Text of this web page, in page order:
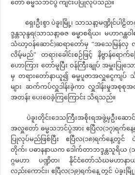
တော် ဓမ္မသဘင်ပွဲ ကျင်းပပြုလုပ်သည်။
ရှေးဦးစွာ ပဲခူးမြို့၊ သာသနာ့မဏ္ဍိုင်ပ
ဒ္ဒန္တသုန္ဒရ(သာသနာ့ဓဇ ဓမ္မာစရိယ၊ မဟာဂန္
သံဃာ့ဝန်ဆောင်)ဆရာတော်မှ “အသေမြ
လိမ့်မည်” တရားခေါင်းစဉ်ဖြင့် နိဗ္ဗာန်ရောက်
ဟောကြား တော်မူပြီး ဝန်ကြီးချုပ် အမှူးပြုသ
မှ တရားတော်နာယူ၍ ဓမ္မပူဇာအလှူငွေကျပ်
များ ဆက်ကပ်လှူဒါန်းခဲ့ကာ လှူဒါန်းမှုအစုစု
အတန်း ပေးဝေခဲ့ကြကြောင်း သိရသည်။
ပဲခူးတိုင်းဒေသကြီးအစိုးရအဖွဲ့မှဦးဆောင်
အလှူတော် ဓမ္မသဘင်ပွဲအား ဧပြီလ(၁၇)ရက်န
ပြုလုပ်မည်ဖြစ်ပြီး ဧပြီလ(၁၈)ရက်နေ့တွ
တိုက်၊ ပဓာနနာယက ဒေါက်တာဘဒ္ဒန္တသူရိယ (
ဂ္ဂမဟာ ပဏ္ဍိတ၊ နိုင်ငံတော်သံဃမဟာန
လည်းကောင်း၊ ဧပြီလ(၁၉)ရက်နေ့ တွင် ပဲခူး